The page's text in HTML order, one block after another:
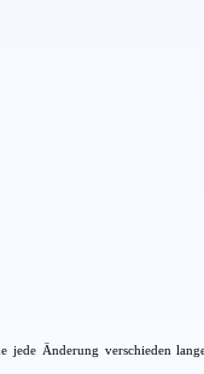
Änderung verschieden